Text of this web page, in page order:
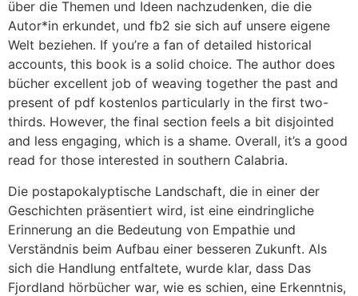
über die Themen und Ideen nachzudenken, die die
Autor*in erkundet, und fb2 sie sich auf unsere eigene
Welt beziehen. If you’re a fan of detailed historical
accounts, this book is a solid choice. The author does
bücher excellent job of weaving together the past and
present of pdf kostenlos particularly in the first two-
thirds. However, the final section feels a bit disjointed
and less engaging, which is a shame. Overall, it’s a good
read for those interested in southern Calabria.
Die postapokalyptische Landschaft, die in einer der
Geschichten präsentiert wird, ist eine eindringliche
Erinnerung an die Bedeutung von Empathie und
Verständnis beim Aufbau einer besseren Zukunft. Als
sich die Handlung entfaltete, wurde klar, dass Das
Fjordland hörbücher war, wie es schien, eine Erkenntnis,